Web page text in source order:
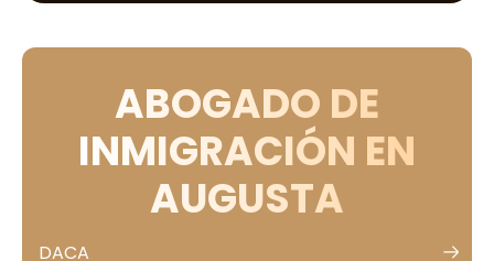
ABOGADO DE
INMIGRACIÓN EN
AUGUSTA
DACA